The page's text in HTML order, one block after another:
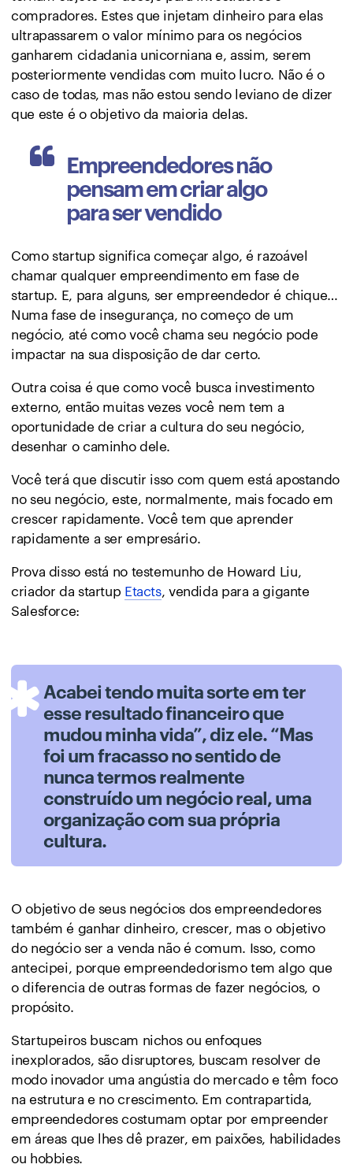
compradores. Estes que injetam dinheiro para elas
ultrapassarem o valor mínimo para os negócios
ganharem cidadania unicorniana e, assim, serem
posteriormente vendidas com muito lucro. Não é o
caso de todas, mas não estou sendo leviano de dizer
que este é o objetivo da maioria delas.
Empreendedores não
pensam em criar algo
para ser vendido
Como startup significa começar algo, é razoável
chamar qualquer empreendimento em fase de
startup. E, para alguns, ser empreendedor é chique…
Numa fase de insegurança, no começo de um
negócio, até como você chama seu negócio pode
impactar na sua disposição de dar certo.
Outra coisa é que como você busca investimento
externo, então muitas vezes você nem tem a
oportunidade de criar a cultura do seu negócio,
desenhar o caminho dele.
Você terá que discutir isso com quem está apostando
no seu negócio, este, normalmente, mais focado em
crescer rapidamente. Você tem que aprender
rapidamente a ser empresário.
Prova disso está no testemunho de Howard Liu,
criador da startup Etacts, vendida para a gigante
Salesforce:
Acabei tendo muita sorte em ter
esse resultado financeiro que
mudou minha vida”, diz ele. “Mas
foi um fracasso no sentido de
nunca termos realmente
construído um negócio real, uma
organização com sua própria
cultura.
O objetivo de seus negócios dos empreendedores
também é ganhar dinheiro, crescer, mas o objetivo
do negócio ser a venda não é comum. Isso, como
antecipei, porque empreendedorismo tem algo que
o diferencia de outras formas de fazer negócios, o
propósito.
Startupeiros buscam nichos ou enfoques
inexplorados, são disruptores, buscam resolver de
modo inovador uma angústia do mercado e têm foco
na estrutura e no crescimento. Em contrapartida,
empreendedores costumam optar por empreender
em áreas que lhes dê prazer, em paixões, habilidades
ou hobbies.